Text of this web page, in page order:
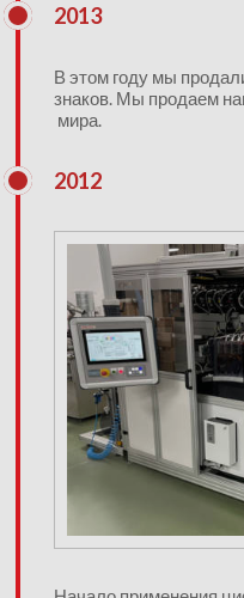
2013
В этом году мы
знаков. Мы продаем
мира.
2012